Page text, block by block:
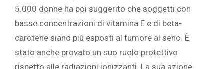
5.000 donne ha poi suggerito che soggetti con
basse concentrazioni di vitamina E e di beta-
carotene siano più esposti al tumore al seno. È
stato anche provato un suo ruolo protettivo
rispetto alle radiazioni ionizzanti. La sua azione,